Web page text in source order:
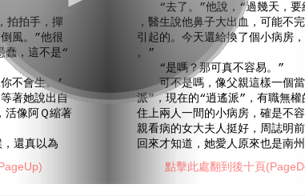
拍手，撣
風。”他很
蠢，這不是“
不會生。’
著她說出自
活像阿Ｑ縮著
還真以為
“去了。”他說，“過幾天，要
，醫生說他鼻子大出血，可能不
引起的。今天還給換了個小病房
。”
“是嗎？那可真不容易。”
可不是嗎，像父親這樣一個當
派”，現在的“逍遙派”，有職無權
住上兩人一間的小病房，確是不
親看病的女大夫人挺好，周誌明
回來才知道，她愛人原來也是南
點擊此處翻到後十頁